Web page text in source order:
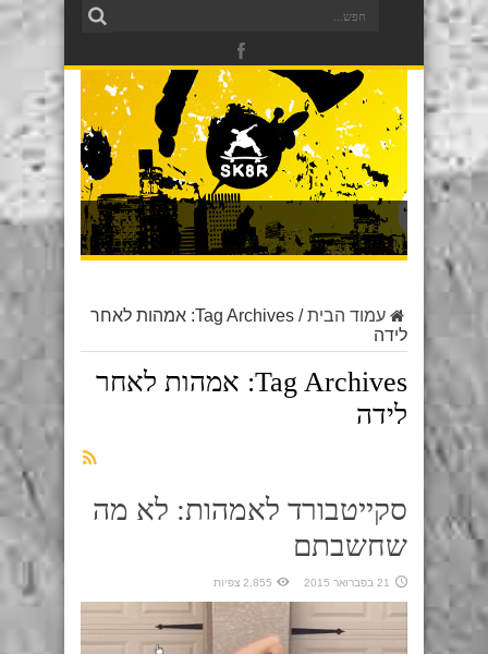
עמוד הבית/
Tag Archives: אמהות לאחר
לידה
Tag Archives: אמהות לאחר
לידה
סקייטבורד לאמהות: לא מה
שחשבתם
21 בפברואר 2015 2,855 צפיות